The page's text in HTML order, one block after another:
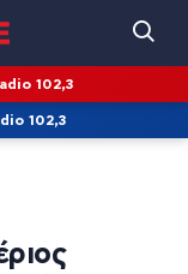
102,3
102,3